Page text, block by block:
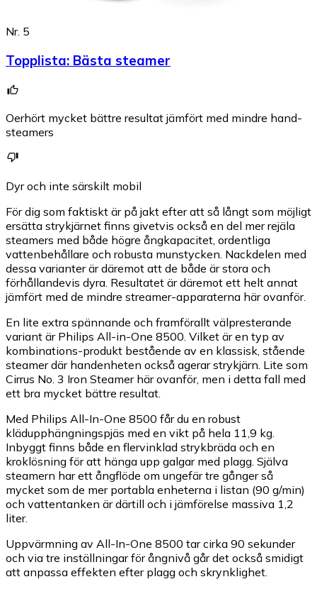
Nr. 5
Topplista: Bästa steamer
Oerhört mycket bättre resultat jämfört med mindre hand-
steamers
Dyr och inte särskilt mobil
För dig som faktiskt är på jakt efter att så långt som möjligt
ersätta strykjärnet finns givetvis också en del mer rejäla
steamers med både högre ångkapacitet, ordentliga
vattenbehållare och robusta munstycken. Nackdelen med
dessa varianter är däremot att de både är stora och
förhållandevis dyra. Resultatet är däremot ett helt annat
jämfört med de mindre streamer-apparaterna här ovanför.
En lite extra spännande och framförallt välpresterande
variant är Philips All-in-One 8500. Vilket är en typ av
kombinations-produkt bestående av en klassisk, stående
steamer där handenheten också agerar strykjärn. Lite som
Cirrus No. 3 Iron Steamer här ovanför, men i detta fall med
ett bra mycket bättre resultat.
Med Philips All-In-One 8500 får du en robust
klädupphängningspjäs med en vikt på hela 11,9 kg.
Inbyggt finns både en flervinklad strykbräda och en
kroklösning för att hänga upp galgar med plagg. Själva
steamern har ett ångflöde om ungefär tre gånger så
mycket som de mer portabla enheterna i listan (90 g/min)
och vattentanken är därtill och i jämförelse massiva 1,2
liter.
Uppvärmning av All-In-One 8500 tar cirka 90 sekunder
och via tre inställningar för ångnivå går det också smidigt
att anpassa effekten efter plagg och skrynklighet.